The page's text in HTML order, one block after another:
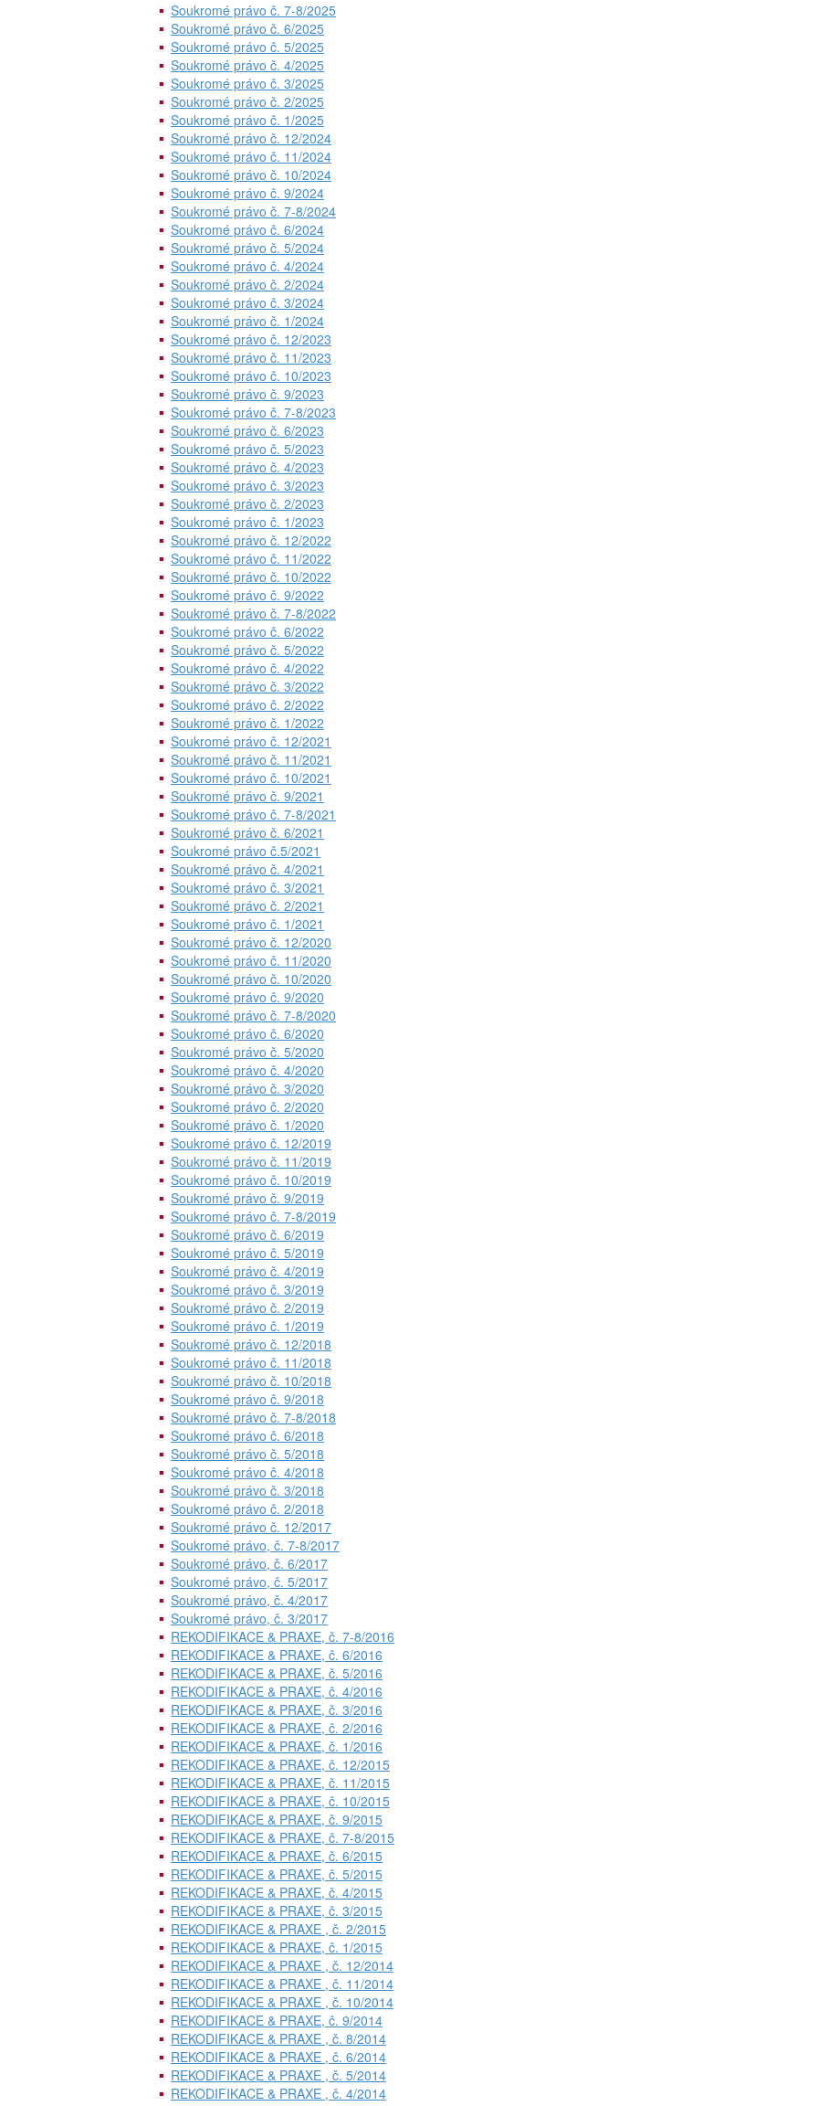
Soukromé právo č. 7-8/2025
Soukromé právo č. 6/2025
Soukromé právo č. 5/2025
Soukromé právo č. 4/2025
Soukromé právo č. 3/2025
Soukromé právo č. 2/2025
Soukromé právo č. 1/2025
Soukromé právo č. 12/2024
Soukromé právo č. 11/2024
Soukromé právo č. 10/2024
Soukromé právo č. 9/2024
Soukromé právo č. 7-8/2024
Soukromé právo č. 6/2024
Soukromé právo č. 5/2024
Soukromé právo č. 4/2024
Soukromé právo č. 2/2024
Soukromé právo č. 3/2024
Soukromé právo č. 1/2024
Soukromé právo č. 12/2023
Soukromé právo č. 11/2023
Soukromé právo č. 10/2023
Soukromé právo č. 9/2023
Soukromé právo č. 7-8/2023
Soukromé právo č. 6/2023
Soukromé právo č. 5/2023
Soukromé právo č. 4/2023
Soukromé právo č. 3/2023
Soukromé právo č. 2/2023
Soukromé právo č. 1/2023
Soukromé právo č. 12/2022
Soukromé právo č. 11/2022
Soukromé právo č. 10/2022
Soukromé právo č. 9/2022
Soukromé právo č. 7-8/2022
Soukromé právo č. 6/2022
Soukromé právo č. 5/2022
Soukromé právo č. 4/2022
Soukromé právo č. 3/2022
Soukromé právo č. 2/2022
Soukromé právo č. 1/2022
Soukromé právo č. 12/2021
Soukromé právo č. 11/2021
Soukromé právo č. 10/2021
Soukromé právo č. 9/2021
Soukromé právo č. 7-8/2021
Soukromé právo č. 6/2021
Soukromé právo č.5/2021
Soukromé právo č. 4/2021
Soukromé právo č. 3/2021
Soukromé právo č. 2/2021
Soukromé právo č. 1/2021
Soukromé právo č. 12/2020
Soukromé právo č. 11/2020
Soukromé právo č. 10/2020
Soukromé právo č. 9/2020
Soukromé právo č. 7-8/2020
Soukromé právo č. 6/2020
Soukromé právo č. 5/2020
Soukromé právo č. 4/2020
Soukromé právo č. 3/2020
Soukromé právo č. 2/2020
Soukromé právo č. 1/2020
Soukromé právo č. 12/2019
Soukromé právo č. 11/2019
Soukromé právo č. 10/2019
Soukromé právo č. 9/2019
Soukromé právo č. 7-8/2019
Soukromé právo č. 6/2019
Soukromé právo č. 5/2019
Soukromé právo č. 4/2019
Soukromé právo č. 3/2019
Soukromé právo č. 2/2019
Soukromé právo č. 1/2019
Soukromé právo č. 12/2018
Soukromé právo č. 11/2018
Soukromé právo č. 10/2018
Soukromé právo č. 9/2018
Soukromé právo č. 7-8/2018
Soukromé právo č. 6/2018
Soukromé právo č. 5/2018
Soukromé právo č. 4/2018
Soukromé právo č. 3/2018
Soukromé právo č. 2/2018
Soukromé právo č. 12/2017
Soukromé právo, č. 7-8/2017
Soukromé právo, č. 6/2017
Soukromé právo, č. 5/2017
Soukromé právo, č. 4/2017
Soukromé právo, č. 3/2017
REKODIFIKACE & PRAXE, č. 7-8/2016
REKODIFIKACE & PRAXE, č. 6/2016
REKODIFIKACE & PRAXE, č. 5/2016
REKODIFIKACE & PRAXE, č. 4/2016
REKODIFIKACE & PRAXE, č. 3/2016
REKODIFIKACE & PRAXE, č. 2/2016
REKODIFIKACE & PRAXE, č. 1/2016
REKODIFIKACE & PRAXE, č. 12/2015
REKODIFIKACE & PRAXE, č. 11/2015
REKODIFIKACE & PRAXE, č. 10/2015
REKODIFIKACE & PRAXE, č. 9/2015
REKODIFIKACE & PRAXE, č. 7-8/2015
REKODIFIKACE & PRAXE, č. 6/2015
REKODIFIKACE & PRAXE, č. 5/2015
REKODIFIKACE & PRAXE, č. 4/2015
REKODIFIKACE & PRAXE, č. 3/2015
REKODIFIKACE & PRAXE , č. 2/2015
REKODIFIKACE & PRAXE, č. 1/2015
REKODIFIKACE & PRAXE , č. 12/2014
REKODIFIKACE & PRAXE , č. 11/2014
REKODIFIKACE & PRAXE , č. 10/2014
REKODIFIKACE & PRAXE, č. 9/2014
REKODIFIKACE & PRAXE , č. 8/2014
REKODIFIKACE & PRAXE , č. 6/2014
REKODIFIKACE & PRAXE , č. 5/2014
REKODIFIKACE & PRAXE , č. 4/2014